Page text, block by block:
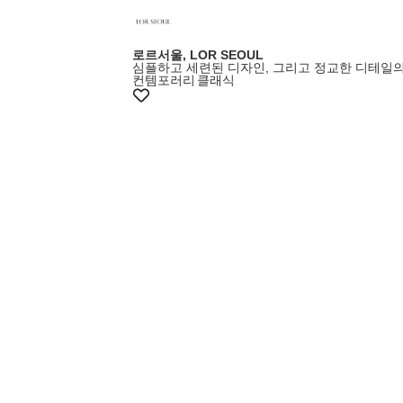
로르서울, LOR SEOUL
심플하고 세련된 디자인, 그리고 정교한 디테일
컨템포러리 클래식